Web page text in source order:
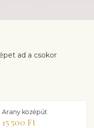
ad a csokor
Arany középút
15 500 Ft